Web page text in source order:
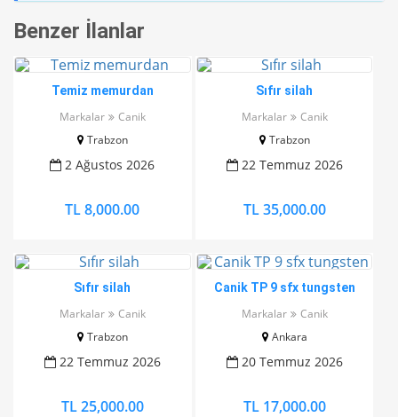
Benzer İlanlar
Temiz memurdan
Markalar
Canik
Trabzon
2 Ağustos 2026
TL 8,000.00
Sıfır silah
Markalar
Canik
Trabzon
22 Temmuz 2026
TL 35,000.00
Sıfır silah
Markalar
Canik
Trabzon
22 Temmuz 2026
TL 25,000.00
Canik TP 9 sfx tungsten
Markalar
Canik
Ankara
20 Temmuz 2026
TL 17,000.00